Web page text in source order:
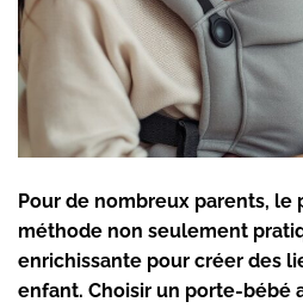
Pour de nombreux parents, le
méthode non seulement
enrichissante pour créer des
enfant. Choisir un porte-bébé